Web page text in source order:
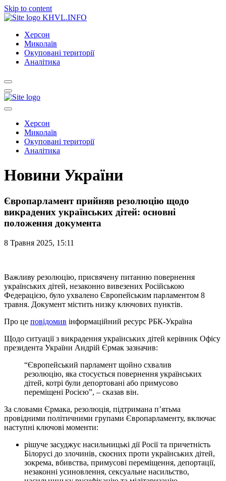
Skip to content
KHVL.INFO
Херсон
Миколаїв
Окуповані території
Аналітика
Херсон
Миколаїв
Окуповані території
Аналітика
Новини України
Європарламент прийняв резолюцію щодо
викрадених українських дітей: основні
положення документа
8 Травня 2025, 15:11
Важливу резолюцію, присвячену питанню повернення
українських дітей, незаконно вивезених Російською
Федерацією, було ухвалено Європейським парламентом 8
травня. Документ містить низку ключових пунктів.
Про це повідомив інформаційний ресурс РБК-Україна
Щодо ситуації з викрадення українських дітей керівник Офісу
президента України Андрій Єрмак зазначив:
“Європейський парламент щойно схвалив
резолюцію, яка стосується повернення українських
дітей, котрі були депортовані або примусово
переміщені Росією”, – сказав він.
За словами Єрмака, резолюція, підтримана п’ятьма
провідними політичними групами Європарламенту, включає
наступні ключові моменти:
рішуче засуджує насильницькі дії Росії та причетність
Білорусі до злочинів, скоєних проти українських дітей,
зокрема, вбивства, примусові переміщення, депортації,
незаконні усиновлення, сексуальне насильство,